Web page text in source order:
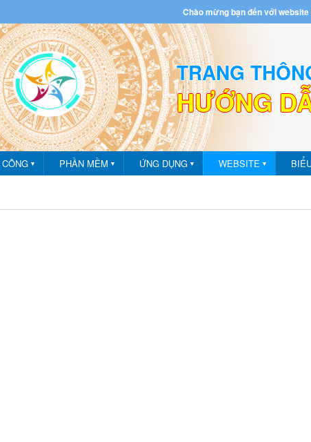
Chào mừng bạn đến với
- Phần mềm - Ứng dụng
TRANG
HƯỚNG
▼ PHẦN MỀM ▼ ỨNG DỤNG ▼ WEBSITE ▼